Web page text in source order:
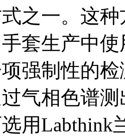
之一。这
套生产中
强制性的
气相色谱
用Labthink